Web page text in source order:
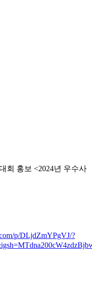
회 홍보 <2024년 우수사
p/DLjdZmYPgVJ/?